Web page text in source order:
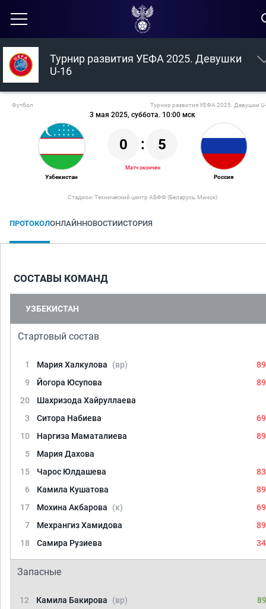
Турнир развития УЕФА 2025. Девушки
U-16
Футбол
3 мая 2025, суббота. 10:00 мск
Турнир развития УЕФА 2025. Девушки
Узбекистан
0 : 5
Матч окончен
Россия
Стадион: Технический центр АБФФ (Беларусь, Минск)
ПРОТОКОЛОНЛАЙННОВОСТИИСТОРИЯ
СОСТАВЫ КОМАНД
УЗБЕКИСТАН
Стартовый состав
1 Мария Халкулова (вр)
9
Йогора Юсупова
20
Шахризода Хайруллаева
3
Ситора Набиева
10
Наргиза Маматалиева
5
Мария Дахова
15
Чарос Юлдашева
6
Камила Кушатова
17
Мохина Акбарова (к)
7
Мехрангиз Хамидова
18
Самира Рузиева
Запасные
12 Камила Бакирова (вр)